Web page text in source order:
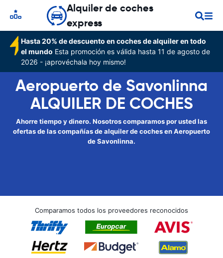
Alquiler de coches
express
Hasta 20% de descuento en coches de alquiler en todo
el mundo Esta promoción es válida hasta 11 de agosto de
2026 - ¡aprovéchala hoy mismo!
Aeropuerto de Savonlinna
ALQUILER DE COCHES
Ahorre tiempo y dinero. Nosotros comparamos por usted las
ofertas de las compañías de alquiler de coches en Aeropuerto
de Savonlinna.
Comparamos todos los proveedores reconocidos